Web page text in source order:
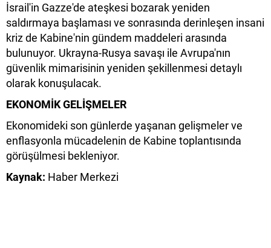
İsrail'in Gazze'de ateşkesi bozarak yeniden
saldırmaya başlaması ve sonrasında derinleşen insani
kriz de Kabine'nin gündem maddeleri arasında
bulunuyor. Ukrayna-Rusya savaşı ile Avrupa'nın
güvenlik mimarisinin yeniden şekillenmesi detaylı
olarak konuşulacak.
EKONOMİK GELİŞMELER
Ekonomideki son günlerde yaşanan gelişmeler ve
enflasyonla mücadelenin de Kabine toplantısında
görüşülmesi bekleniyor.
Kaynak: Haber Merkezi